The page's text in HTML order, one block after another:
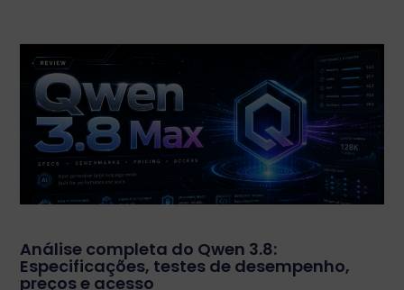
Análise completa do Qwen 3.8:
Especificações, testes de desempenho,
preços e acesso